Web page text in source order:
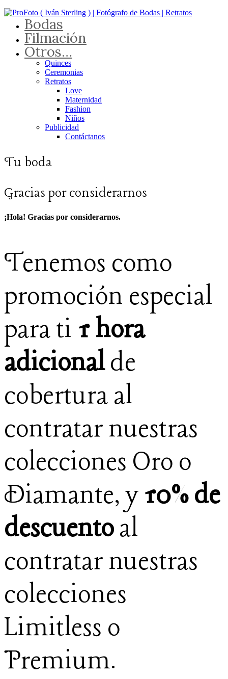
Bodas
Filmación
Otros…
Quinces
Ceremonias
Retratos
Love
Maternidad
Fashion
Niños
Publicidad
Contáctanos
Tu boda
Gracias por considerarnos
¡Hola! Gracias por considerarnos.
Tenemos como
promoción especial
para ti 1 hora
adicionalde
cobertura al
contratar nuestras
colecciones Oro o
Diamante, y10% de
descuentoal
contratar nuestras
colecciones
Limitless o
Premium.